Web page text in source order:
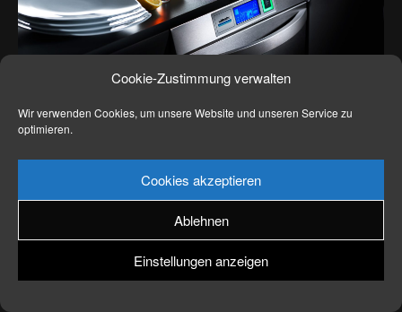
Cookie-Zustimmung verwalten
Wir verwenden Cookies, um unsere Website und unseren Service zu
optimieren.
Cookies akzeptieren
Ablehnen
Einstellungen anzeigen